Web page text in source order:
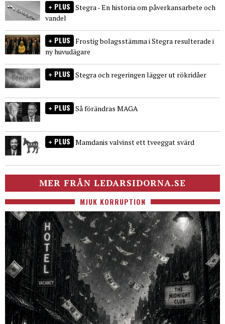
PLUS Stegra - En historia om påverkansarbete och
vandel
PLUS Frostig bolagsstämma i Stegra resulterade i
ny huvudägare
PLUS Stegra och regeringen lägger ut rökridåer
PLUS Så förändras MAGA
PLUS Mamdanis valvinst ett tveeggat svärd
MER FRÅN LEDARSIDORNA.SE
MJUK KORRUPTION